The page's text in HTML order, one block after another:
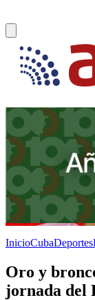
InicioCubaDeportes
Oro y
jornada del